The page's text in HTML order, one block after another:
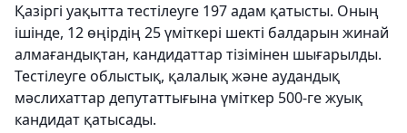
Қазіргі уақытта тестілеуге 197 адам қатысты. Оның
ішінде, 12 өңірдің 25 үміткері шекті балдарын жинай
алмағандықтан, кандидаттар тізімінен шығарылды.
Тестілеуге облыстық, қалалық және аудандық
мәслихаттар депутаттығына үміткер 500-ге жуық
кандидат қатысады.